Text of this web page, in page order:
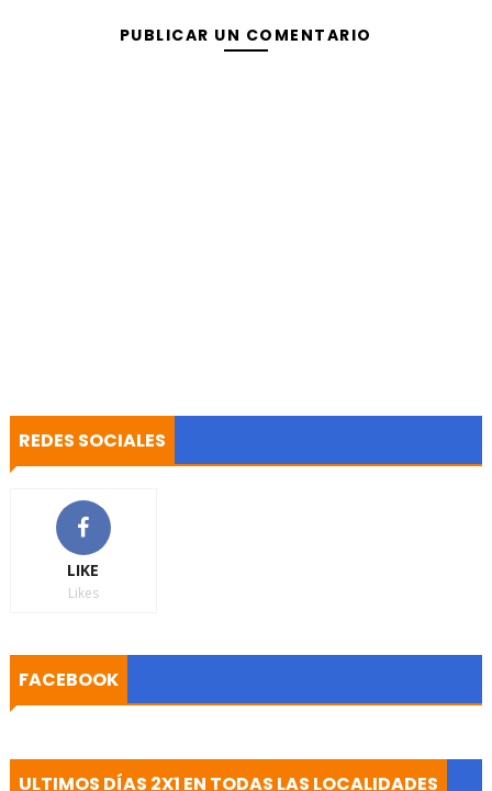
PUBLICAR UN COMENTARIO
REDES SOCIALES
LIKE
Likes
FACEBOOK
ULTIMOS DÍAS 2X1 EN TODAS LAS LOCALIDADES